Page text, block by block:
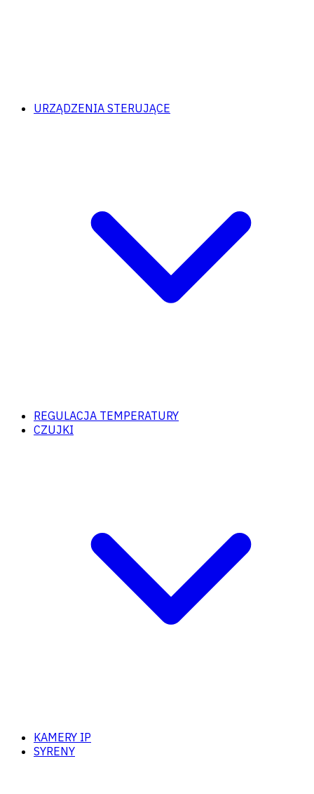
URZĄDZENIA STERUJĄCE
REGULACJA TEMPERATURY
CZUJKI
KAMERY IP
SYRENY